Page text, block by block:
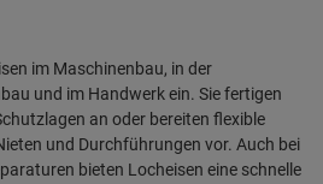
im Maschinenbau, in der
und im Handwerk ein. Sie fertigen
an oder bereiten flexible
und Durchführungen vor. Auch bei
bieten Locheisen eine schnelle